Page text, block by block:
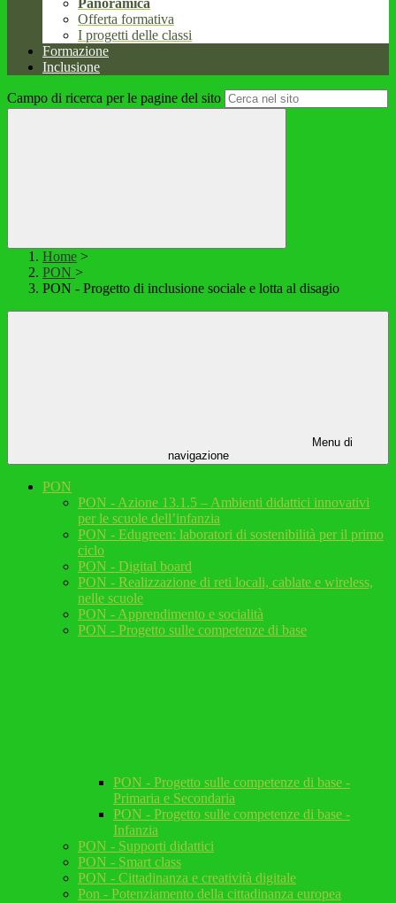
Panoramica
Offerta formativa
I progetti delle classi
Formazione
Inclusione
Campo di ricerca per le pagine del sito
Home >
PON >
PON - Progetto di inclusione sociale e lotta al disagio
Menu di
navigazione
PON
PON - Azione 13.1.5 – Ambienti didattici innovativi
per le scuole dell’infanzia
PON - Edugreen: laboratori di sostenibilità per il primo
ciclo
PON - Digital board
PON - Realizzazione di reti locali, cablate e wireless,
nelle scuole
PON - Apprendimento e socialità
PON - Progetto sulle competenze di base
PON - Progetto sulle competenze di base -
Primaria e Secondaria
PON - Progetto sulle competenze di base -
Infanzia
PON - Supporti didattici
PON - Smart class
PON - Cittadinanza e creatività digitale
Pon - Potenziamento della cittadinanza europea